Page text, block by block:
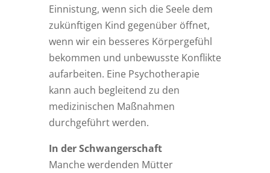
Einnistung, wenn sich die Seele dem
zukünftigen Kind gegenüber öffnet,
wenn wir ein besseres Körpergefühl
bekommen und unbewusste Konflikte
aufarbeiten. Eine Psychotherapie
kann auch begleitend zu den
medizinischen Maßnahmen
durchgeführt werden.
In der Schwangerschaft
Manche werdenden Mütter